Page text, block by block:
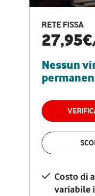
RETE FISSA
27,95€
Nessun
Costo di
variabile